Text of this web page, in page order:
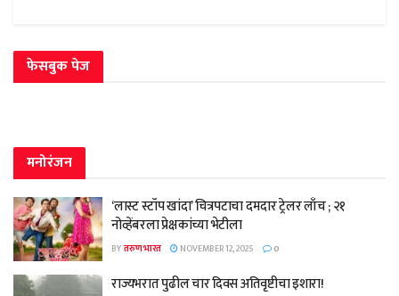
फेसबुक पेज
मनोरंजन
‘लास्ट स्टॉप खांदा’ चित्रपटाचा दमदार ट्रेलर लाँच ; २१
नोव्हेंबरला प्रेक्षकांच्या भेटीला
BYतरुण भारत NOVEMBER 12, 2025 0
राज्यभरात पुढील चार दिवस अतिवृष्टीचा इशारा!